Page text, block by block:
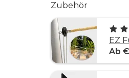
Zubehör
EZ
Ab